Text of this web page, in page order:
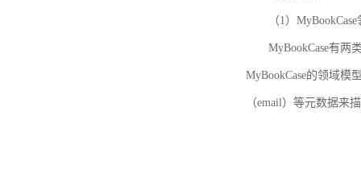
（1）
MyBookCase有两
MyBookCase的领域模
（email）等元数据来